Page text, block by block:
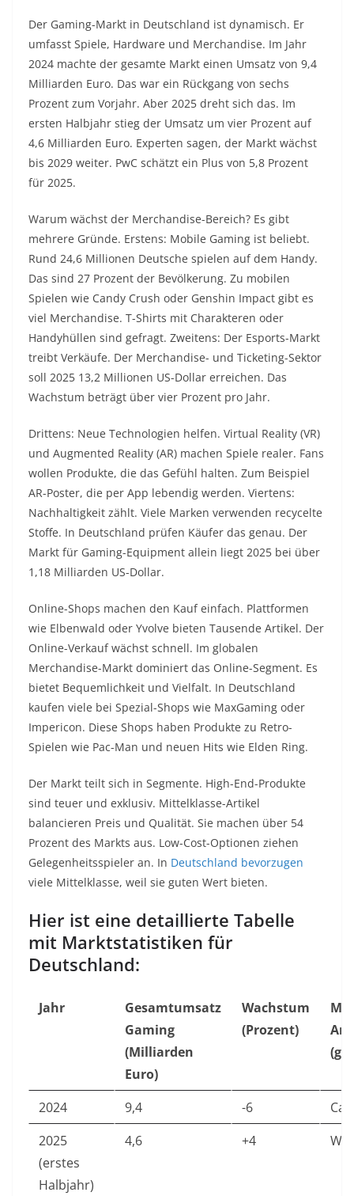
Der Gaming-Markt in Deutschland ist dynamisch. Er
umfasst Spiele, Hardware und Merchandise. Im Jahr
2024 machte der gesamte Markt einen Umsatz von 9,4
Milliarden Euro. Das war ein Rückgang von sechs
Prozent zum Vorjahr. Aber 2025 dreht sich das. Im
ersten Halbjahr stieg der Umsatz um vier Prozent auf
4,6 Milliarden Euro. Experten sagen, der Markt wächst
bis 2029 weiter. PwC schätzt ein Plus von 5,8 Prozent
für 2025.
Warum wächst der Merchandise-Bereich? Es gibt
mehrere Gründe. Erstens: Mobile Gaming ist beliebt.
Rund 24,6 Millionen Deutsche spielen auf dem Handy.
Das sind 27 Prozent der Bevölkerung. Zu mobilen
Spielen wie Candy Crush oder Genshin Impact gibt es
viel Merchandise. T-Shirts mit Charakteren oder
Handyhüllen sind gefragt. Zweitens: Der Esports-Markt
treibt Verkäufe. Der Merchandise- und Ticketing-Sektor
soll 2025 13,2 Millionen US-Dollar erreichen. Das
Wachstum beträgt über vier Prozent pro Jahr.
Drittens: Neue Technologien helfen. Virtual Reality (VR)
und Augmented Reality (AR) machen Spiele realer. Fans
wollen Produkte, die das Gefühl halten. Zum Beispiel
AR-Poster, die per App lebendig werden. Viertens:
Nachhaltigkeit zählt. Viele Marken verwenden recycelte
Stoffe. In Deutschland prüfen Käufer das genau. Der
Markt für Gaming-Equipment allein liegt 2025 bei über
1,18 Milliarden US-Dollar.
Online-Shops machen den Kauf einfach. Plattformen
wie Elbenwald oder Yvolve bieten Tausende Artikel. Der
Online-Verkauf wächst schnell. Im globalen
Merchandise-Markt dominiert das Online-Segment. Es
bietet Bequemlichkeit und Vielfalt. In Deutschland
kaufen viele bei Spezial-Shops wie MaxGaming oder
Impericon. Diese Shops haben Produkte zu Retro-
Spielen wie Pac-Man und neuen Hits wie Elden Ring.
Der Markt teilt sich in Segmente. High-End-Produkte
sind teuer und exklusiv. Mittelklasse-Artikel
balancieren Preis und Qualität. Sie machen über 54
Prozent des Markts aus. Low-Cost-Optionen ziehen
Gelegenheitsspieler an. In Deutschland bevorzugen
viele Mittelklasse, weil sie guten Wert bieten.
Hier ist eine detaillierte Tabelle
mit Marktstatistiken für
Deutschland:
Jahr
Gesamtumsatz
Gaming
(Milliarden
Euro)
Wachstum
(Prozent)
2024 9,4 -6
Ca.
2025
(erstes
Halbjahr)
4,6 +4